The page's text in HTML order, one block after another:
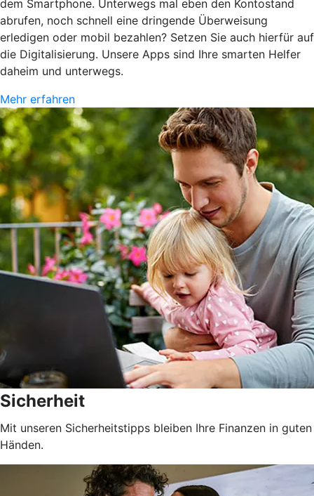
dem Smartphone. Unterwegs mal eben den Kontostand
abrufen, noch schnell eine dringende Überweisung
erledigen oder mobil bezahlen? Setzen Sie auch hierfür auf
die Digitalisierung. Unsere Apps sind Ihre smarten Helfer
daheim und unterwegs.
Mehr erfahren
Sicherheit
Mit unseren Sicherheitstipps bleiben Ihre Finanzen in guten
Händen.